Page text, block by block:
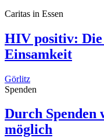
Caritas in Essen
HIV positiv:
Einsamkeit
Görlitz
Spenden
Durch
möglich